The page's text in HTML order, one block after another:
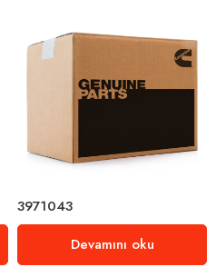
3971043
Devamını oku